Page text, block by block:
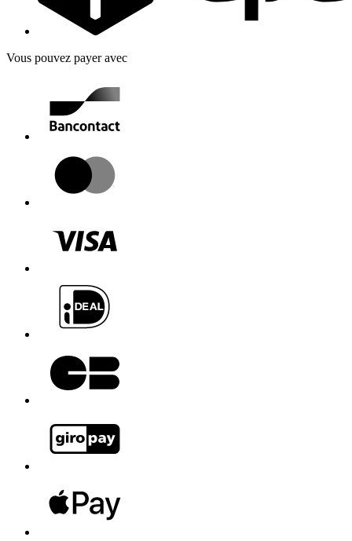
Vous pouvez payer avec